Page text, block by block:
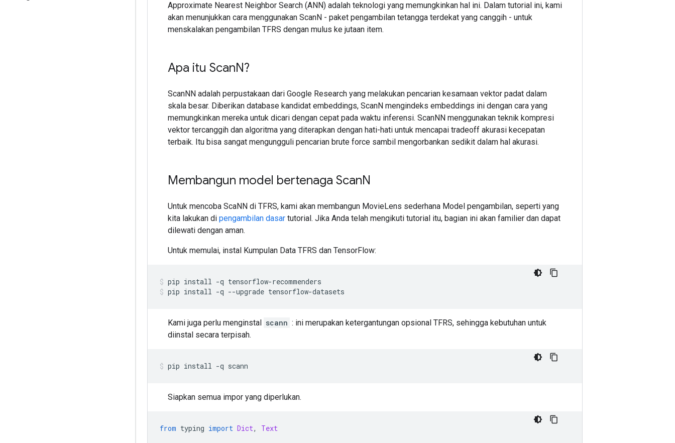
Approximate Nearest Neighbor Search (ANN) adalah teknologi yang memungkinkan hal ini. Dalam tutorial ini, kami
akan menunjukkan cara menggunakan ScanN - paket pengambilan tetangga terdekat yang canggih - untuk
menskalakan pengambilan TFRS dengan mulus ke jutaan item.
Apa itu ScanN?
ScanNN adalah perpustakaan dari Google Research yang melakukan pencarian kesamaan vektor padat dalam
skala besar. Diberikan database kandidat embeddings, ScanN mengindeks embeddings ini dengan cara yang
memungkinkan mereka untuk dicari dengan cepat pada waktu inferensi. ScanNN menggunakan teknik kompresi
vektor tercanggih dan algoritma yang diterapkan dengan hati-hati untuk mencapai tradeoff akurasi kecepatan
terbaik. Itu bisa sangat mengungguli pencarian brute force sambil mengorbankan sedikit dalam hal akurasi.
Membangun model bertenaga ScanN
Untuk mencoba ScaNN di TFRS, kami akan membangun MovieLens sederhana Model pengambilan, seperti yang
kita lakukan di pengambilan dasar tutorial. Jika Anda telah mengikuti tutorial itu, bagian ini akan familier dan dapat
dilewati dengan aman.
Untuk memulai, instal Kumpulan Data TFRS dan TensorFlow:
pip install -q tensorflow-recommenders
pip install -q --upgrade tensorflow-datasets
Kami juga perlu menginstal scann : ini merupakan ketergantungan opsional TFRS, sehingga kebutuhan untuk
diinstal secara terpisah.
pip install -q scann
Siapkan semua impor yang diperlukan.
from typing import Dict, Text